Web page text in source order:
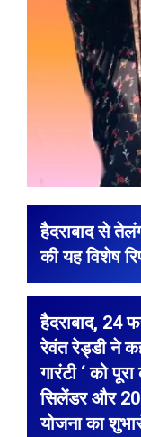
हैदराबाद से
की यह विशेष
हैदराबाद, 24
रेवंत रेड्डी ने
गारंटी ‘ को
सिलेंडर और
योजना का